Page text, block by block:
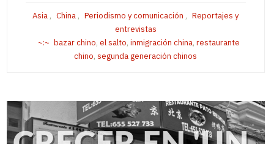
Asia , China , Periodismo y comunicación , Reportajes y
entrevistas
bazar chino, el salto, inmigración china, restaurante
chino,segunda generación chinos